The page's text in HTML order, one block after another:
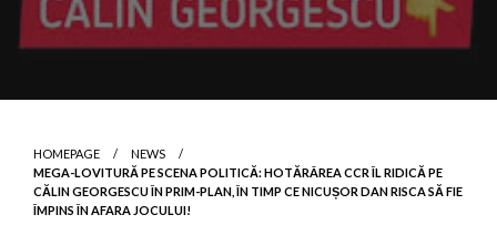
HOMEPAGE
NEWS
MEGA-LOVITURĂ PE SCENA POLITICĂ: HOTĂRÂREA CCR ÎL RIDICĂ PE
CĂLIN GEORGESCU ÎN PRIM-PLAN, ÎN TIMP CE NICUȘOR DAN RISCA SĂ FIE
ÎMPINS ÎN AFARA JOCULUI!